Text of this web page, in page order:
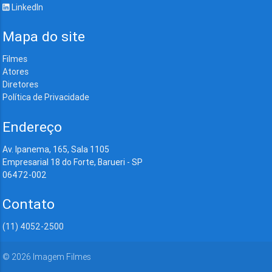
LinkedIn
Mapa do site
Filmes
Atores
Diretores
Política de Privacidade
Endereço
Av. Ipanema, 165, Sala 1105
Empresarial 18 do Forte, Barueri - SP
06472-002
Contato
(11) 4052-2500
© 2026 Imagem Filmes